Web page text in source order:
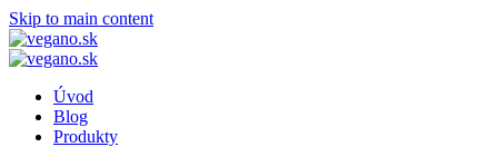
Skip to main content
Úvod
Blog
Produkty